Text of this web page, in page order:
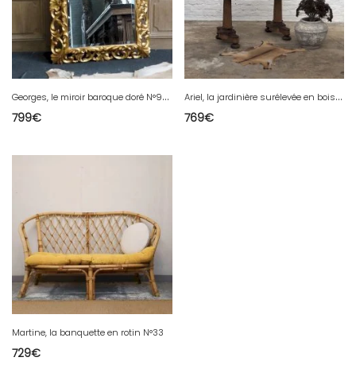
G
eorges, le miroir baroque doré N°956
799€
A
riel, la jardinière surélevée en bois N°481
769€
Martine, la banquette en rotin N°33
729€